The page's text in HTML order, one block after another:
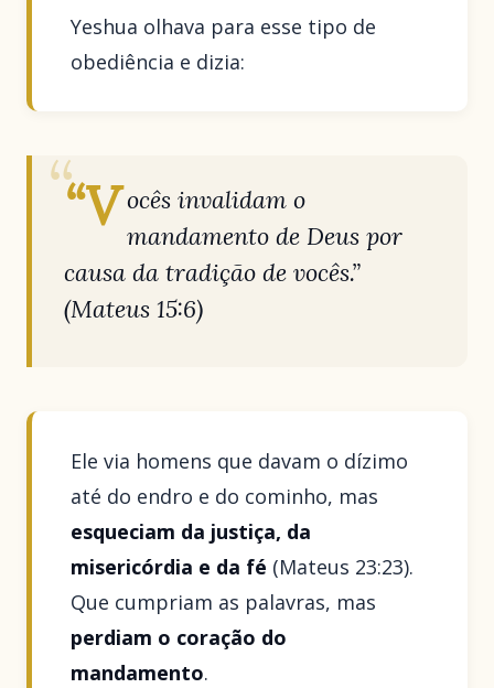
Yeshua olhava para esse tipo de
obediência e dizia:
“V ocês invalidam o
mandamento de Deus por
causa da tradição de vocês.”
(Mateus 15:6)
Ele via homens que davam o dízimo
até do endro e do cominho, mas
esqueciam da justiça, da
misericórdia e da fé (Mateus 23:23).
Que cumpriam as palavras, mas
perdiam o coração do
mandamento.